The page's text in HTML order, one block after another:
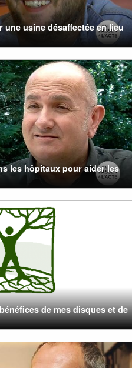
une usine désaffectée en lieu
les hôpitaux pour aider les
de mes disques et de